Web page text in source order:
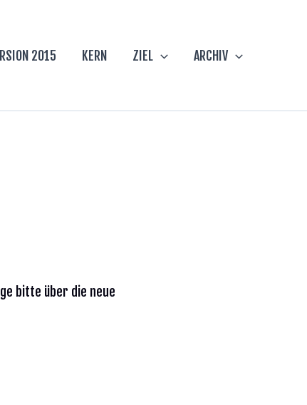
2015 KERN ZIEL ARCHIV
bitte über die neue